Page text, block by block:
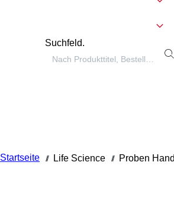
Suchfeld.
Startseite /// Life Science /// Proben